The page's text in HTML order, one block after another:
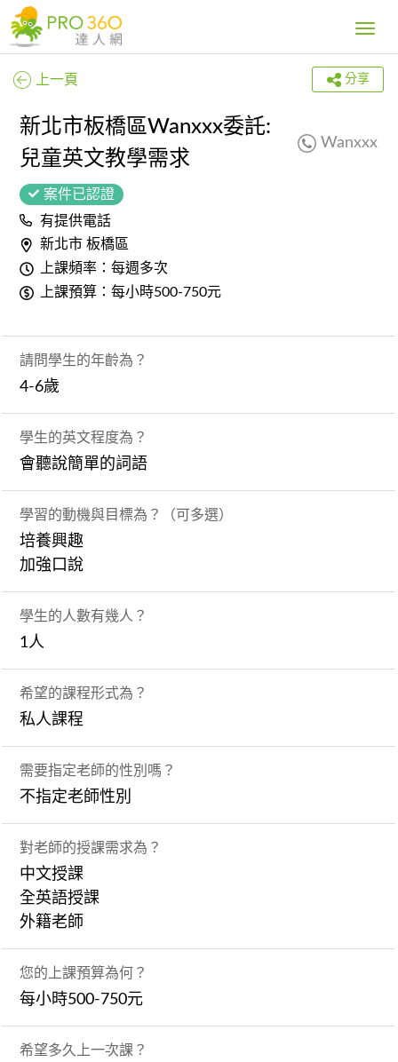
Toggle
上一頁 分享
新北市板橋區Wanxxx委託:
兒童英文教學需求
Wanxxx
案件已認證
有提供電話
新北市 板橋區
上課頻率：每週多次
上課預算：每小時500-750元
請問學生的年齡為？
4-6歲
學生的英文程度為？
會聽說簡單的詞語
學習的動機與目標為？（可多選）
培養興趣
加強口說
學生的人數有幾人？
1人
希望的課程形式為？
私人課程
需要指定老師的性別嗎？
不指定老師性別
對老師的授課需求為？
中文授課
全英語授課
外籍老師
您的上課預算為何？
每小時500-750元
希望多久上一次課？